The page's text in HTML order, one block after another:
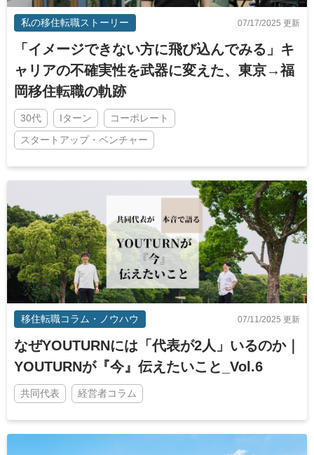
私の移住転職ストーリー 07/17/2025 更新
「イメージできない方に飛び込んでみる」キ
ャリアの不確実性を武器に変えた、東京→福
岡移住転職の軌跡
30代 Iターン
コーポレート
スタートアップ・ベンチャー
移住転職コラム・ノウハウ 07/11/2025 更新
なぜYOUTURNには「代表が2人」いるのか｜
YOUTURNが『今』伝えたいこと_Vol.6
共同代表 経営者コラム